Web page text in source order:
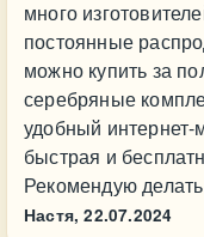
много
постоянные
можно купить за
серебряные
удобный
быстрая и
Рекомендую
Настя, 22.07.2024